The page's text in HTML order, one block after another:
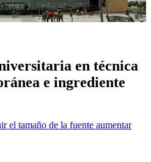
en técnica
e ingrediente
el tamaño de la fuente aumentar